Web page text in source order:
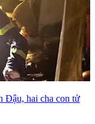
Đậu, hai cha con tử